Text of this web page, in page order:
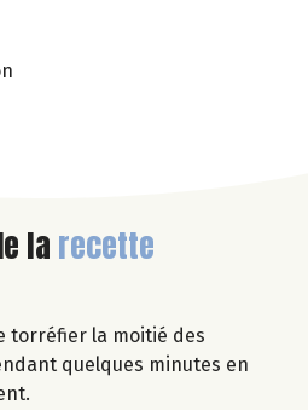
larecette
torréfier la moitié des
quelques minutes en